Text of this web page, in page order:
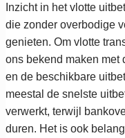
Inzicht in het vlotte
die zonder overbodige
genieten. Om vlotte
ons bekend maken met
en de beschikbare
meestal de snelste
verwerkt, terwijl
duren. Het is ook